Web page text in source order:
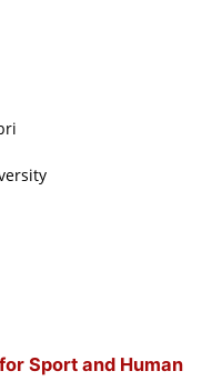
Sport and Human